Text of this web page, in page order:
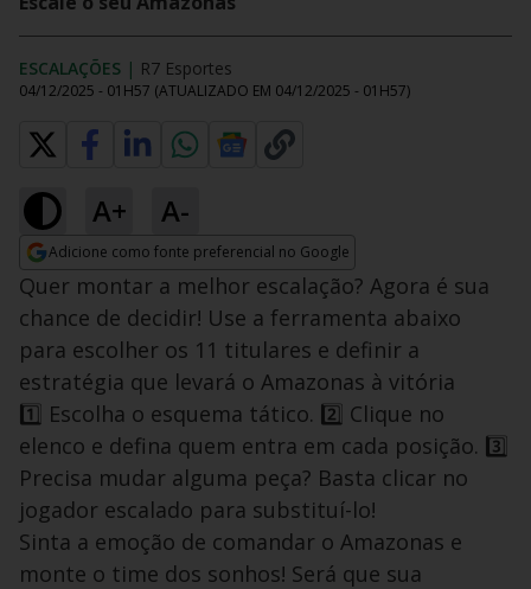
ESCALAÇÕES | R7 Esportes
04/12/2025 - 01H57 (ATUALIZADO EM 04/12/2025 - 01H57)
A+ A-
Adicione como fonte preferencial no Google
Opens in new window
Quer montar a melhor escalação? Agora é sua
chance de decidir! Use a ferramenta abaixo
para escolher os 11 titulares e definir a
estratégia que levará o Amazonas à vitória
1️⃣ Escolha o esquema tático. 2️⃣ Clique no
elenco e defina quem entra em cada posição. 3️⃣
Precisa mudar alguma peça? Basta clicar no
jogador escalado para substituí-lo!
Sinta a emoção de comandar o Amazonas e
monte o time dos sonhos! Será que sua